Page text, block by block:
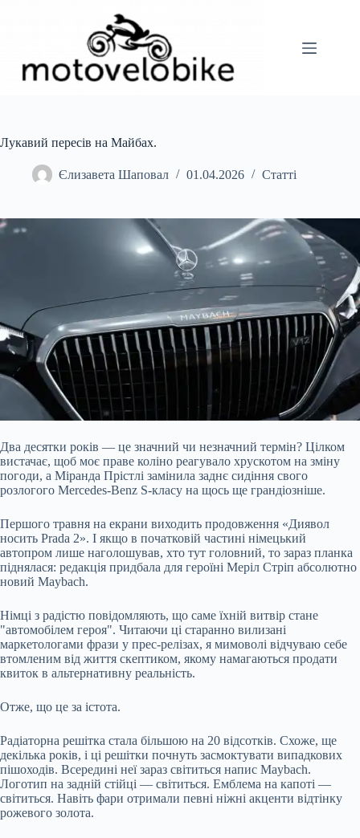
Лукавий пересів на Майбах.
Єлизавета Шаповал 01.04.2026 Статті
Два десятки років — це значний чи незначний термін? Цілком
вистачає, щоб моє праве коліно реагувало хрускотом на зміну
погоди, а Міранда Прістлі замінила заднє сидіння свого
розлогого Mercedes-Benz S-класу на щось ще грандіозніше.
Першого травня на екрани виходить продовження «Диявол
носить Prada 2». І якщо в початковій частині німецький
автопром лише наголошував, хто тут головний, то зараз планка
піднялася: редакція придбала для героїні Меріл Стріп абсолютно
новий Maybach.
Німці з радістю повідомляють, що саме їхній витвір стане
"автомобілем героя". Читаючи ці старанно вилизані
маркетологами фрази у прес-релізах, я мимоволі відчуваю себе
втомленим від життя скептиком, якому намагаються продати
квиток в альтернативну реальність.
Отже, що це за істота.
Радіаторна решітка стала більшою на 20 відсотків. Схоже, ще
декілька років, і ці решітки почнуть засмоктувати випадкових
пішоходів. Всередині неї зараз світиться напис Maybach.
Логотип на задній стійці — світиться. Емблема на капоті —
світиться. Навіть фари отримали певні ніжні акценти відтінку
рожевого золота.